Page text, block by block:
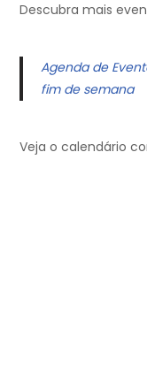
Descubra mais
Agenda de
fim de semana
Veja o calendário